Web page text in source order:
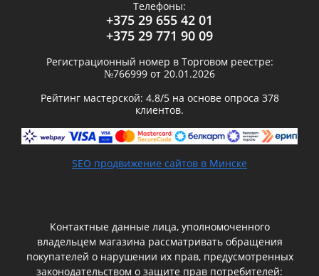
Телефоны:
+375 29 655 42 01
+375 29 771 90 09
Регистрационный номер в Торговом реестре:
№766999 от 20.01.2026
Рейтинг мастерской: 4.8/5 на основе опроса 378
клиентов.
SEO продвижение сайтов в Минске
Контактные данные лица, уполномоченного
владельцем магазина рассматривать обращения
покупателей о нарушении их прав, предусмотренных
законодательством о защите прав потребителей: